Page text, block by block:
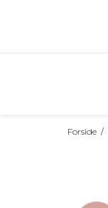
Forside /